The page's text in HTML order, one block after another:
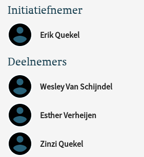
Initiatiefnemer
Erik Quekel
Deelnemers
Wesley Van Schijndel
Esther Verheijen
Zinzi Quekel